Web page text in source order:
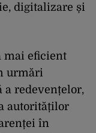
digitalizare și
mai eficient
urmări
a redevențelor,
autorităților
în